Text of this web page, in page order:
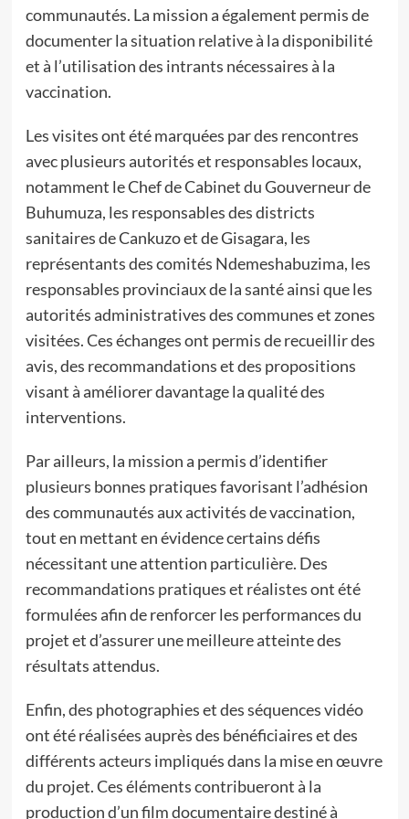
communautés. La mission a également permis de
documenter la situation relative à la disponibilité
et à l’utilisation des intrants nécessaires à la
vaccination.
Les visites ont été marquées par des rencontres
avec plusieurs autorités et responsables locaux,
notamment le Chef de Cabinet du Gouverneur de
Buhumuza, les responsables des districts
sanitaires de Cankuzo et de Gisagara, les
représentants des comités Ndemeshabuzima, les
responsables provinciaux de la santé ainsi que les
autorités administratives des communes et zones
visitées. Ces échanges ont permis de recueillir des
avis, des recommandations et des propositions
visant à améliorer davantage la qualité des
interventions.
Par ailleurs, la mission a permis d’identifier
plusieurs bonnes pratiques favorisant l’adhésion
des communautés aux activités de vaccination,
tout en mettant en évidence certains défis
nécessitant une attention particulière. Des
recommandations pratiques et réalistes ont été
formulées afin de renforcer les performances du
projet et d’assurer une meilleure atteinte des
résultats attendus.
Enfin, des photographies et des séquences vidéo
ont été réalisées auprès des bénéficiaires et des
différents acteurs impliqués dans la mise en œuvre
du projet. Ces éléments contribueront à la
production d’un film documentaire destiné à